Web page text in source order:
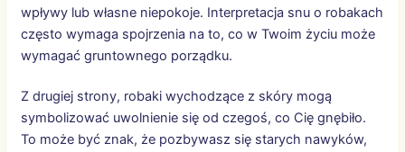
wpływy lub własne niepokoje. Interpretacja snu o robakach
często wymaga spojrzenia na to, co w Twoim życiu może
wymagać gruntownego porządku.
Z drugiej strony, robaki wychodzące z skóry mogą
symbolizować uwolnienie się od czegoś, co Cię gnębiło.
To może być znak, że pozbywasz się starych nawyków,